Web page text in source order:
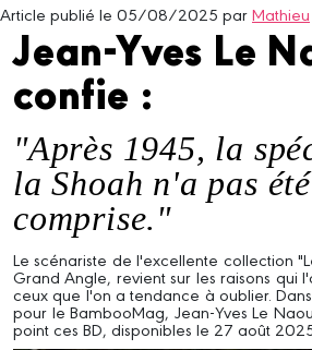
Article publié le 05/08/2025 parMathieu
Jean-Yves Le
confie :
"Après 1945, la
la Shoah n'a pas été
comprise."
Le scénariste de l'excellente collection
Grand Angle, revient sur les raisons qui
ceux que l'on a tendance à oublier.
pour le BambooMag, Jean-Yves Le
point ces BD, disponibles le 27 août